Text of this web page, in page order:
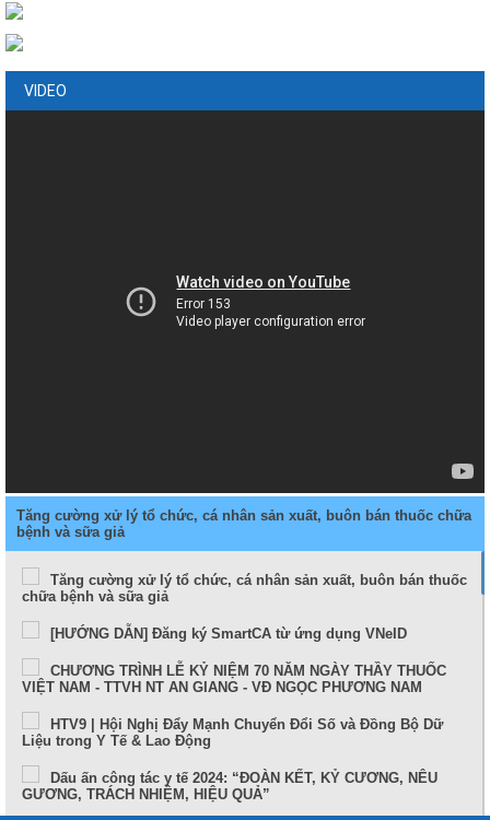
VIDEO
Tăng cường xử lý tổ chức, cá nhân sản xuất, buôn bán thuốc chữa
bệnh và sữa giả
Tăng cường xử lý tổ chức, cá nhân sản xuất, buôn bán thuốc
chữa bệnh và sữa giả
[HƯỚNG DẪN] Đăng ký SmartCA từ ứng dụng VNeID
CHƯƠNG TRÌNH LỄ KỶ NIỆM 70 NĂM NGÀY THẦY THUỐC
VIỆT NAM - TTVH NT AN GIANG - VĐ NGỌC PHƯƠNG NAM
HTV9 | Hội Nghị Đẩy Mạnh Chuyển Đổi Số và Đồng Bộ Dữ
Liệu trong Y Tế & Lao Động
Dấu ấn công tác y tế 2024: “ĐOÀN KẾT, KỶ CƯƠNG, NÊU
GƯƠNG, TRÁCH NHIỆM, HIỆU QUẢ”